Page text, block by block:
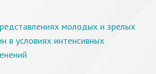
молодых и зрелых
в условиях интенсивных